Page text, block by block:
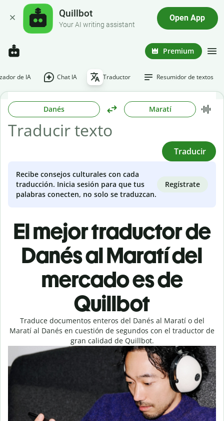
Quillbot
Your AI writing assistant
Open App
Premium
de IA Chat IA Traductor Resumidor de textos
Danés Maratí
Traducir
Recibe consejos culturales con cada
traducción. Inicia sesión para que tus
palabras conecten, no solo se traduzcan.
Regístrate
El mejor traductor de
Danés al Maratí del
mercado es de
Quillbot
Traduce documentos enteros del Danés al Maratí o del
Maratí al Danés en cuestión de segundos con el traductor de
gran calidad de Quillbot.